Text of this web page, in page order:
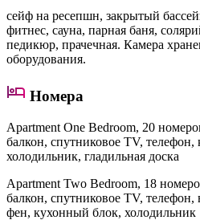
сейф на ресепшн, закрытый
фитнес, сауна, парная баня,
педикюр, прачечная. Камера
оборудования.
Номера
Apartment One Bedroom, 20
балкон, спутниковое TV,
холодильник, гладильная доска
Apartment Two Bedroom, 18
балкон, спутниковое TV, телефон,
фен, кухонный блок, холодильник